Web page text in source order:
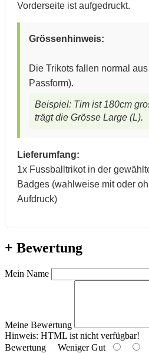
Vorderseite ist aufgedruckt.
Grössenhinweis:
Die Trikots fallen normal
Passform).
Beispiel: Tim ist 180cm
trägt die Grösse Large (L).
Lieferumfang:
1x Fussballtrikot in der
Badges (wahlweise mit oder
Aufdruck)
+ Bewertung
Mein Name
Meine Bewertung
Hinweis: HTML ist nicht verfügbar!
Bewertung Weniger Gut